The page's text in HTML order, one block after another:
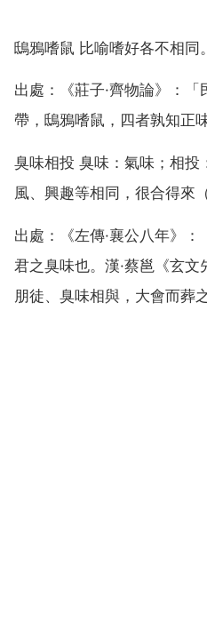
鴟鴉嗜鼠 比喻嗜好各不相同。
出處：《莊子·齊物論》：
帶，鴟鴉嗜鼠，四者孰知正味
臭味相投 臭味：氣味；相投
風、興趣等相同，很合得來
出處：《左傳·襄公八年》：
君之臭味也。漢·蔡邕《玄
朋徒、臭味相與，大會而葬之